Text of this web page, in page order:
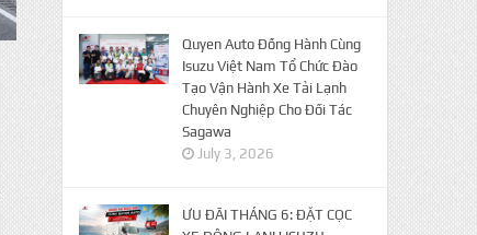
Quyen Auto Đồng Hành Cùng
Isuzu Việt Nam Tổ Chức Đào
Tạo Vận Hành Xe Tải Lạnh
Chuyên Nghiệp Cho Đối Tác
Sagawa
July 3, 2026
ƯU ĐÃI THÁNG 6: ĐẶT CỌC